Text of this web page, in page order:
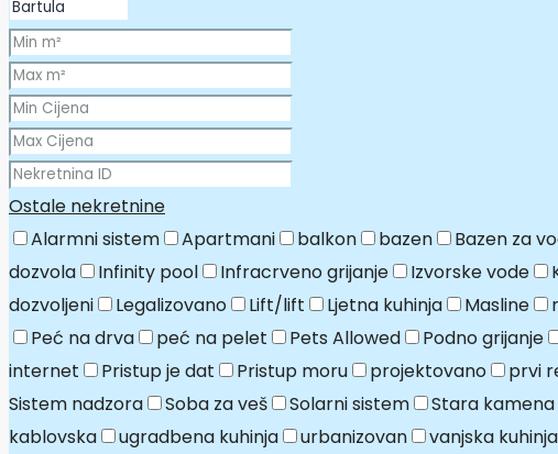
Ostale nekretnine
Alarmni sistem
Apartmani balkon bazen Bazen za
dozvola
Infinity pool Infracrveno grijanje Izvorske vode
dozvoljeni
Legalizovano Lift/lift Ljetna kuhinja Masline
Peć na drva
peć na pelet Pets Allowed Podno grijanje
internet
Pristup je dat Pristup moru projektovano prvi
Sistem nadzora
Soba za veš Solarni sistem Stara
kablovska
ugradbena kuhinja urbanizovan vanjska kuhinja